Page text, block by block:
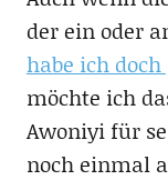
der ein oder
habe ich
möchte ich
Awoniyi für
noch einmal